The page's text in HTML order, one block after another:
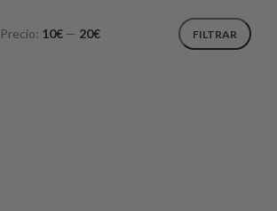
FILTRAR
Precio: 10€ — 20€